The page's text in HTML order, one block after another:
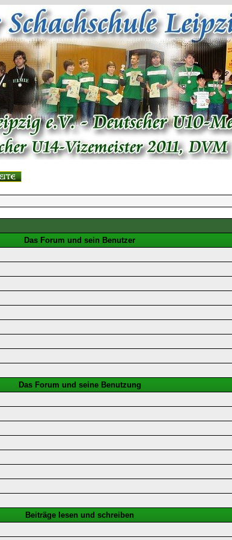
Das Forum und sein Benutzer
Das Forum und seine Benutzung
Beiträge lesen und schreiben